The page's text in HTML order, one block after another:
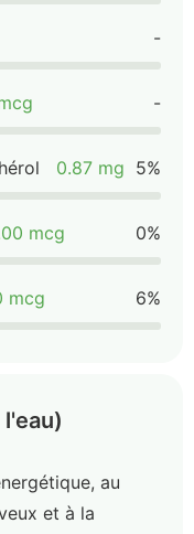
-
-
0.87 mg 5%
mcg 0%
mcg 6%
au
et à la